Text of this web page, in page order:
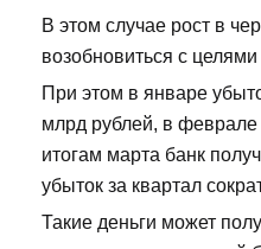
В этом случае рост в
возобновиться с
При этом в январе
млрд рублей, в феврале
итогам марта банк
убыток за квартал
Такие деньги может